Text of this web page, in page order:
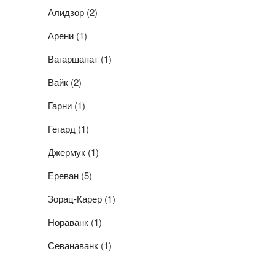
Алидзор (2)
Арени (1)
Вагаршапат (1)
Вайк (2)
Гарни (1)
Гегард (1)
Джермук (1)
Ереван (5)
Зорац-Карер (1)
Нораванк (1)
Севанаванк (1)